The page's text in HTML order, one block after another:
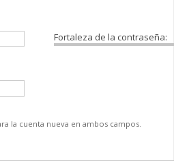
Fortaleza de la contraseña:
la cuenta nueva en ambos campos.